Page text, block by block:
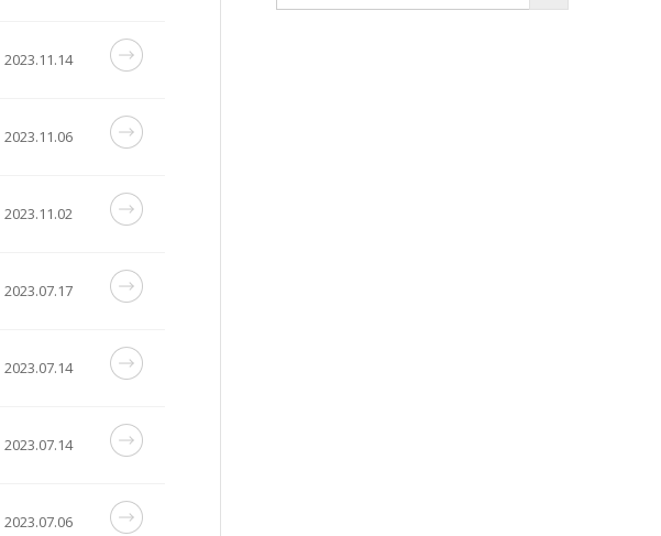
2023.11.14
2023.11.06
2023.11.02
2023.07.17
2023.07.14
2023.07.14
2023.07.06